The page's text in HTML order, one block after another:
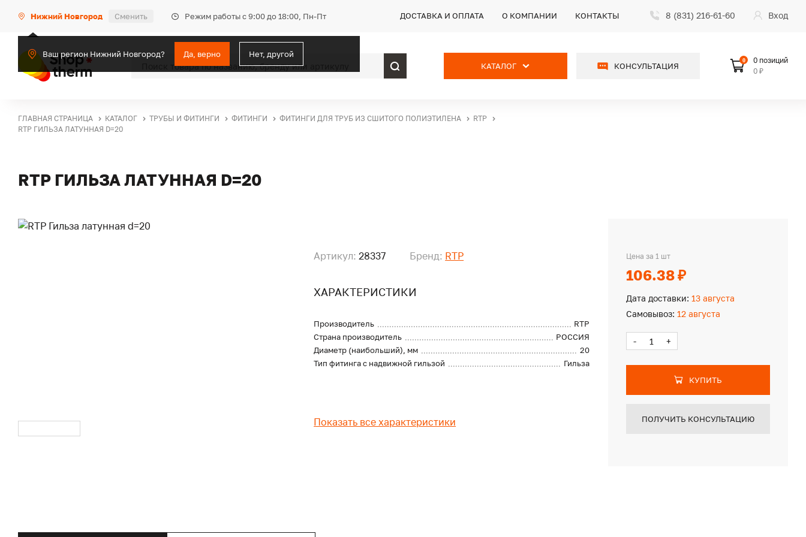
Нижний Новгород Сменить Режим работы с 9:00 до 18:00, Пн-Пт
Ваш регион Нижний Новгород? Да, верно Нет, другой
ДОСТАВКА И ОПЛАТА О КОМПАНИИ КОНТАКТЫ 8 (831) 216-61-60 Вход
КАТАЛОГ КОНСУЛЬТАЦИЯ
0
0 позиций
0 ₽
ГЛАВНАЯ СТРАНИЦА КАТАЛОГ ТРУБЫ И ФИТИНГИ ФИТИНГИ ФИТИНГИ ДЛЯ ТРУБ ИЗ СШИТОГО ПОЛИЭТИЛЕНА
RTP
RTP ГИЛЬЗА ЛАТУННАЯ D=20
RTP ГИЛЬЗА ЛАТУННАЯ D=20
Артикул: 28337 Бренд: RTP
ХАРАКТЕРИСТИКИ
Производитель
RTP
Страна производитель
РОССИЯ
Диаметр (наибольший), мм
20
Тип фитинга с надвижной гильзой
Гильза
Показать все характеристики
Цена за 1 шт
106.38 ₽
Дата доставки: 13 августа
Самовывоз: 12 августа
- +
КУПИТЬ
ПОЛУЧИТЬ КОНСУЛЬТАЦИЮ